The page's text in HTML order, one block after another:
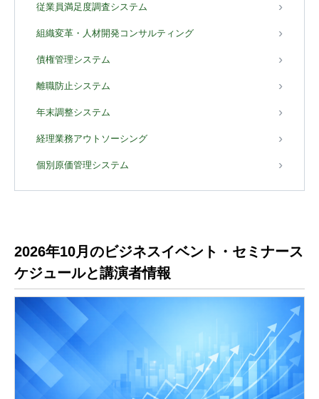
従業員満足度調査システム
組織変革・人材開発コンサルティング
債権管理システム
離職防止システム
年末調整システム
経理業務アウトソーシング
個別原価管理システム
2026年10月のビジネスイベント・セミナース
ケジュールと講演者情報